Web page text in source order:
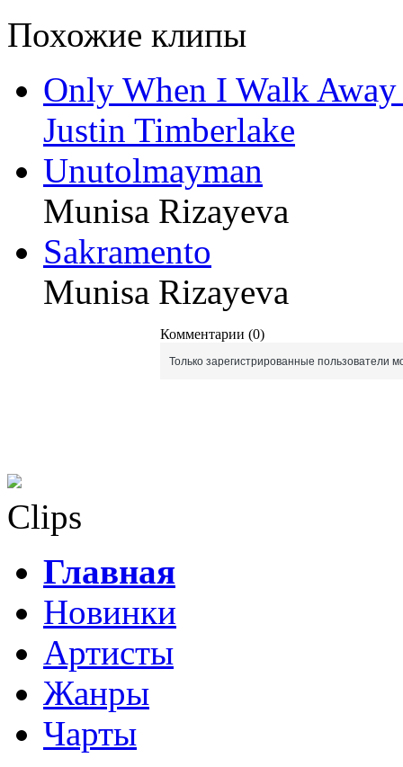
Похожие клипы
Only When I Walk
Justin Timberlake
Unutolmayman
Munisa Rizayeva
Sakramento
Munisa Rizayeva
Комментарии (0)
Только зарегистрированные пользователи
Clips
Главная
Новинки
Артисты
Жанры
Чарты